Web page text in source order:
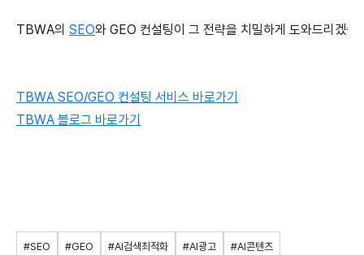
TBWA의 SEO와 GEO 컨설팅이 그 전략을 치밀하게 도와드리겠습
TBWA SEO/GEO 컨설팅 서비스 바로가기
TBWA 블로그 바로가기
#SEO #GEO #AI검색최적화 #AI광고 #AI콘텐츠